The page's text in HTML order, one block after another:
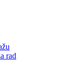
rad